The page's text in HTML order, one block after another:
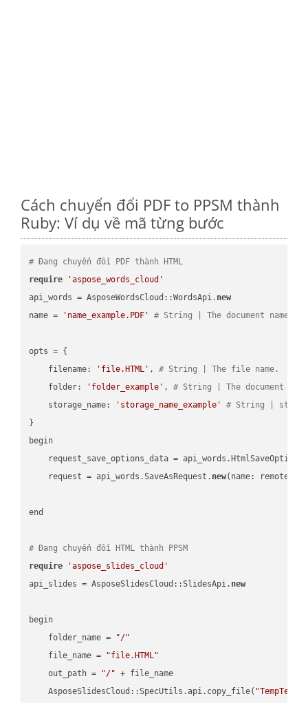
Cách chuyển đổi PDF to PPSM thành
Ruby: Ví dụ về mã từng bước
# Đang chuyển đổi PDF thành HTML
require
'aspose_words_cloud'
api_words = AsposeWordsCloud::WordsApi. new
name =
'name_example.PDF' # String | The document name.
opts = {
    filename:
'file.HTML' , # String | The file name.
    folder:
'folder_example' , # String | The document
    storage_name:
'storage_name_example'
# String |
}
begin
request_save_options_data =
    request = api_words.SaveAsRequest.
new(name:
end
# Đang chuyển đổi HTML thành PPSM
require
'aspose_slides_cloud'
api_slides = AsposeSlidesCloud::SlidesApi. new
begin
    folder_name =
"/"
    file_name =
"file.HTML"
    out_path =
"/" + file_name
    AsposeSlidesCloud::SpecUtils.api.copy_file(